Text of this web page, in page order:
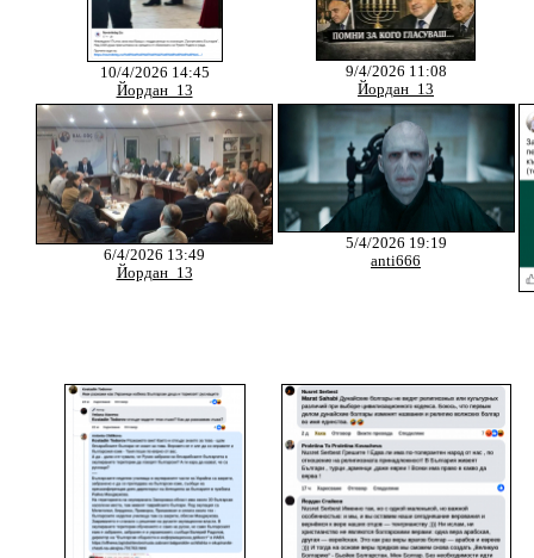
10/4/2026 14:45
Йордан_13
9/4/2026 11:08
Йордан_13
6/4/2026 13:49
Йордан_13
5/4/2026 19:19
anti666